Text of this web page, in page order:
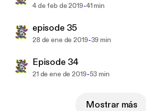
4 de feb de 2019-41 min
episode 35
28 de ene de 2019-39 min
Episode 34
21 de ene de 2019-53 min
Mostrar más